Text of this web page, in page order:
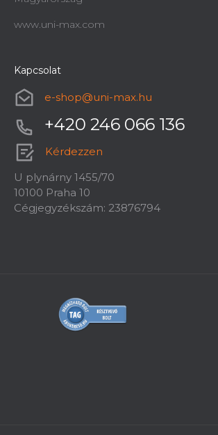
K5260L 230V
Rendelésre, 2 héten belül
www.uni-max.com
Kapcsolat
e-shop@uni-max.hu
+420 246 066 136
Kérdezzen
U plynárny 1455/70
10100 Praha 10
Cégjegyzékszám: 23876794